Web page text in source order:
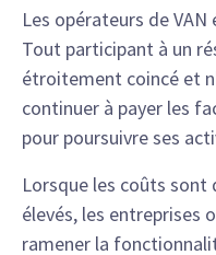
Les opérateurs de
Tout participant à un
étroitement coincé et
continuer à payer les
pour poursuivre ses
Lorsque les coûts sont
élevés, les entreprises
ramener la